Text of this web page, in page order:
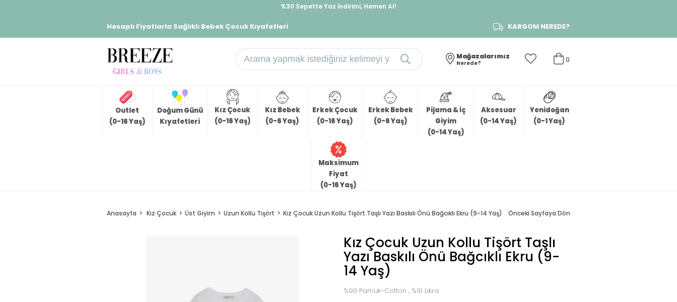
İndirimlere ek %10 İndirimi Kap, Hemen Üye Ol!
Hesaplı Fiyatlarla Sağlıklı Bebek Çocuk Kıyafetleri KARGOM NEREDE?
0
Mağazalarımız
Nerede?
Outlet
(0-16 Yaş)
Doğum Günü
Kıyafetleri
Kız Çocuk
(0-16 Yaş)
Kız Bebek
(0-6 Yaş)
Erkek Çocuk
(0-16 Yaş)
Erkek Bebek
(0-6 Yaş)
Pijama & İç
Giyim
(0-14 Yaş)
Aksesuar
(0-14 Yaş)
Yenidoğan
(0-1 Yaş)
Maksimum
Fiyat
(0-16 Yaş)
Anasayfa Kız Çocuk Üst Giyim Uzun Kollu Tişört Kız Çocuk Uzun Kollu Tişört Taşlı Yazı Baskılı Önü Bağcıklı Ekru (9-14 Yaş) Önceki Sayfaya Dön
Kız Çocuk Uzun Kollu Tişört Taşlı
Yazı Baskılı Önü Bağcıklı Ekru (9-
14 Yaş)
%90 Pamuk-Cotton , %10 Likra